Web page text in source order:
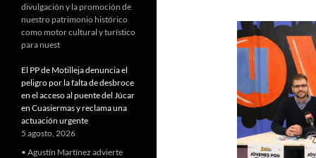
divulgación y la promoción de
nuestro patrimonio histórico
como motor cultural y turístico
para nuest
El PP de Motilleja denuncia el
peligro por la falta de desbroce
en el acceso al puente del Júcar
en Cuasiermas y reclama una
actuación urgente
5 agosto, 2026
• Agustín Martínez advierte